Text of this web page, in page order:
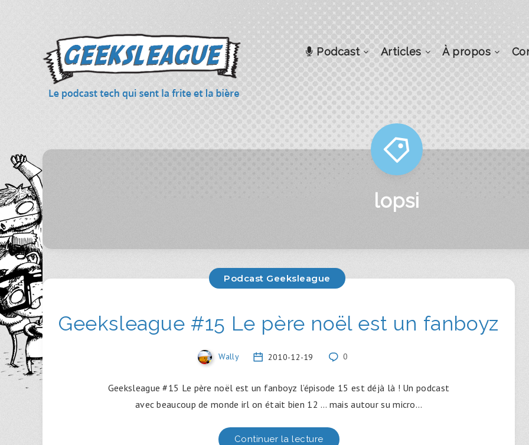
Podcast Articles À propos
lopsi
Podcast Geeksleague
Geeksleague #15 Le père noël est un fanboyz
Wally 2010-12-19 0
Geeksleague #15 Le père noël est un fanboyz l’épisode 15 est déjà là ! Un podcast
avec beaucoup de monde irl on était bien 12 … mais autour su micro…
Continuer la lecture